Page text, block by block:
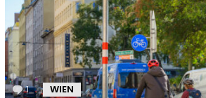
1 Kommentar
WIEN